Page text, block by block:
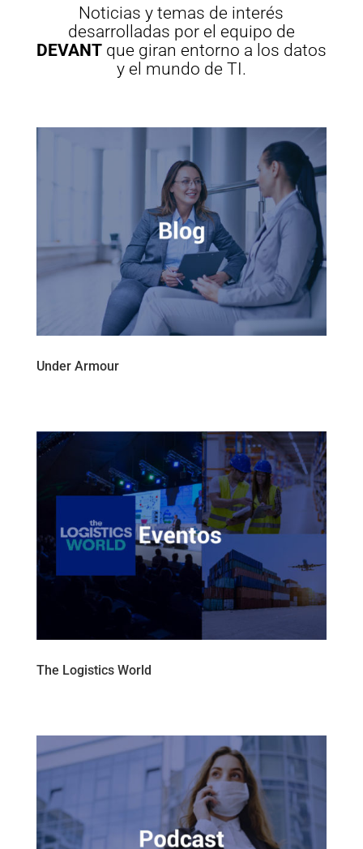
Noticias y temas de interés
desarrolladas por el equipo de
DEVANTque giran entorno a los datos
y el mundo de TI.
Under Armour
The Logistics World